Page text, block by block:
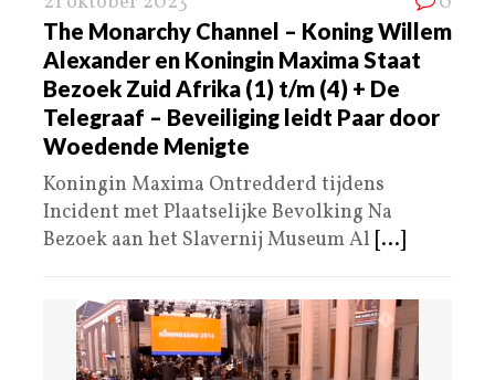
The Monarchy Channel – Koning Willem
Alexander en Koningin Maxima Staat
Bezoek Zuid Afrika (1) t/m (4) + De
Telegraaf – Beveiliging leidt Paar door
Woedende Menigte
Koningin Maxima Ontredderd tijdens
Incident met Plaatselijke Bevolking Na
Bezoek aan het Slavernij Museum Al [...]